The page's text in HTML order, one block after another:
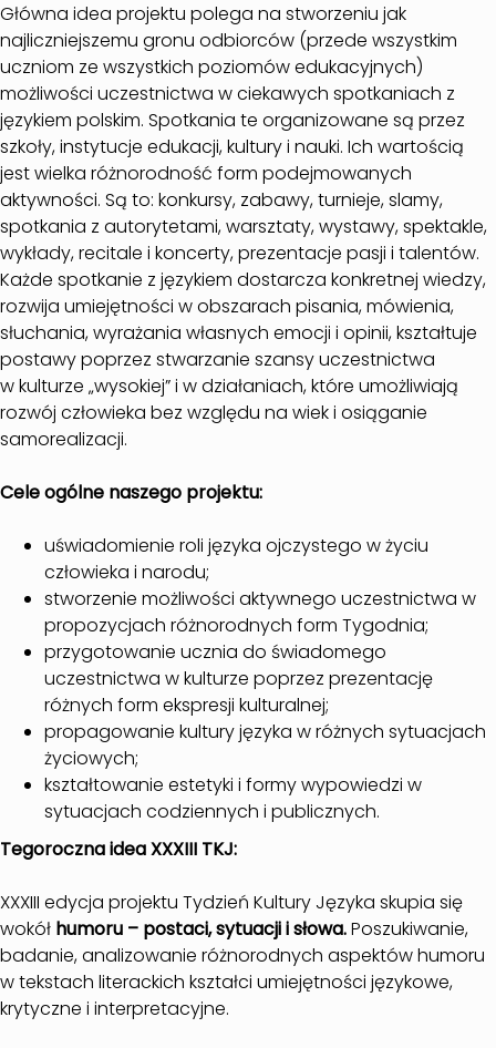
Główna idea projektu polega na stworzeniu jak
najliczniejszemu gronu odbiorców (przede wszystkim
uczniom ze wszystkich poziomów edukacyjnych)
możliwości uczestnictwa w ciekawych spotkaniach z
językiem polskim. Spotkania te organizowane są przez
szkoły, instytucje edukacji, kultury i nauki. Ich wartością
jest wielka różnorodność form podejmowanych
aktywności. Są to: konkursy, zabawy, turnieje, slamy,
spotkania z autorytetami, warsztaty, wystawy, spektakle,
wykłady, recitale i koncerty, prezentacje pasji i talentów.
Każde spotkanie z językiem dostarcza konkretnej wiedzy,
rozwija umiejętności w obszarach pisania, mówienia,
słuchania, wyrażania własnych emocji i opinii, kształtuje
postawy poprzez stwarzanie szansy uczestnictwa
w kulturze „wysokiej” i w działaniach, które umożliwiają
rozwój człowieka bez względu na wiek i osiąganie
samorealizacji.
Cele ogólne naszego projektu:
uświadomienie roli języka ojczystego w życiu
człowieka i narodu;
stworzenie możliwości aktywnego uczestnictwa w
propozycjach różnorodnych form Tygodnia;
przygotowanie ucznia do świadomego
uczestnictwa w kulturze poprzez prezentację
różnych form ekspresji kulturalnej;
propagowanie kultury języka w różnych sytuacjach
życiowych;
kształtowanie estetyki i formy wypowiedzi w
sytuacjach codziennych i publicznych.
Tegoroczna idea XXXIII TKJ:
XXXIII edycja projektu Tydzień Kultury Języka skupia się
wokół humoru – postaci, sytuacji i słowa.Poszukiwanie,
badanie, analizowanie różnorodnych aspektów humoru
w tekstach literackich kształci umiejętności językowe,
krytyczne i interpretacyjne.